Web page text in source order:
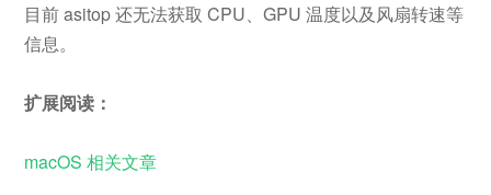
目前 asitop 还无法获取 CPU、GPU 温度以及风扇转速等
信息。
扩展阅读：
macOS 相关文章